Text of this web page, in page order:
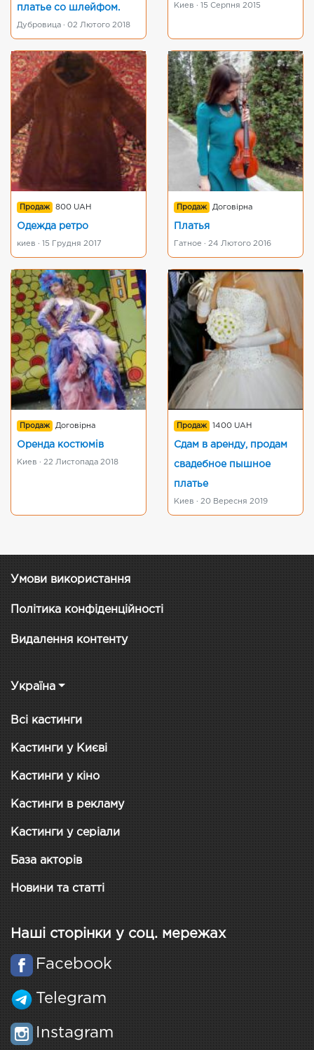
платье со шлейфом.
Дубровица · 02 Лютого 2018
Киев · 15 Серпня 2015
Продаж 800 UAH
Одежда ретро
киев · 15 Грудня 2017
Продаж Договірна
Платья
Гатное · 24 Лютого 2016
Продаж Договірна
Оренда костюмів
Киев · 22 Листопада 2018
Продаж 1400 UAH
Сдам в аренду, продам
свадебное пышное
платье
Киев · 20 Вересня 2019
Умови використання
Політика конфіденційності
Видалення контенту
Україна
Всі кастинги
Кастинги у Києві
Кастинги у кіно
Кастинги в рекламу
Кастинги у серіали
База акторів
Новини та статті
Наші сторінки у соц. мережах
Facebook
Telegram
Instagram